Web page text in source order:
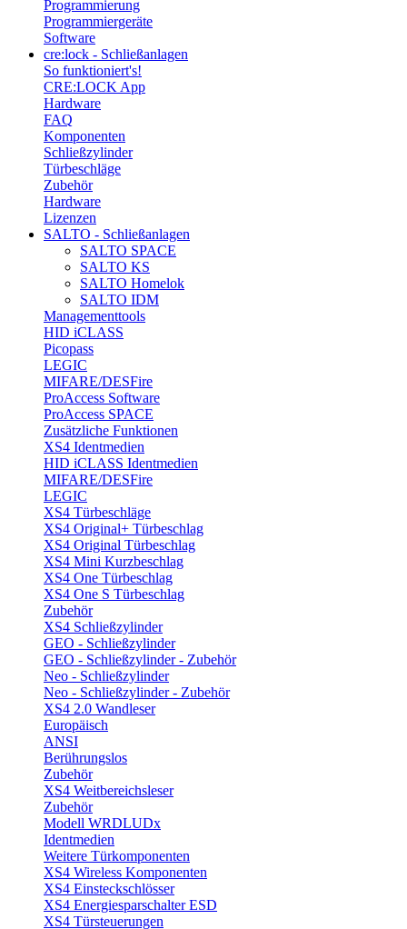
Programmierung
Programmiergeräte
Software
cre:lock - Schließanlagen
So funktioniert's!
CRE:LOCK App
Hardware
FAQ
Komponenten
Schließzylinder
Türbeschläge
Zubehör
Hardware
Lizenzen
SALTO - Schließanlagen
SALTO SPACE
SALTO KS
SALTO Homelok
SALTO IDM
Managementtools
HID iCLASS
Picopass
LEGIC
MIFARE/DESFire
ProAccess Software
ProAccess SPACE
Zusätzliche Funktionen
XS4 Identmedien
HID iCLASS Identmedien
MIFARE/DESFire
LEGIC
XS4 Türbeschläge
XS4 Original+ Türbeschlag
XS4 Original Türbeschlag
XS4 Mini Kurzbeschlag
XS4 One Türbeschlag
XS4 One S Türbeschlag
Zubehör
XS4 Schließzylinder
GEO - Schließzylinder
GEO - Schließzylinder - Zubehör
Neo - Schließzylinder
Neo - Schließzylinder - Zubehör
XS4 2.0 Wandleser
Europäisch
ANSI
Berührungslos
Zubehör
XS4 Weitbereichsleser
Zubehör
Modell WRDLUDx
Identmedien
Weitere Türkomponenten
XS4 Wireless Komponenten
XS4 Einsteckschlösser
XS4 Energiesparschalter ESD
XS4 Türsteuerungen